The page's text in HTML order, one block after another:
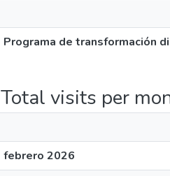
Programa de transformación
Total visits per
febrero 2026